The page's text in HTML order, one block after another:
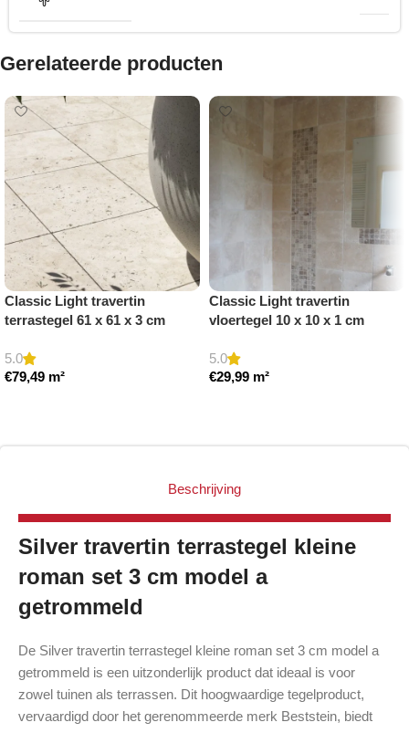
Gerelateerde producten
Classic Light travertin
terrastegel 61 x 61 x 3 cm
5.0
€79,49 m²
Classic Light travertin
vloertegel 10 x 10 x 1 cm
5.0
€29,99 m²
Beschrijving
Silver travertin terrastegel kleine
roman set 3 cm model a
getrommeld
De Silver travertin terrastegel kleine roman set 3 cm model a
getrommeld is een uitzonderlijk product dat ideaal is voor
zowel tuinen als terrassen. Dit hoogwaardige tegelproduct,
vervaardigd door het gerenommeerde merk Beststein, biedt